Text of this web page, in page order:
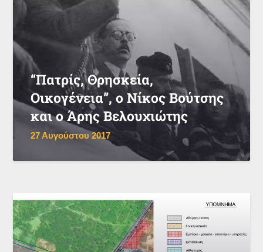
“Πατρίς, Θρησκεία,
Οικογένεια”, ο Νίκος Βούτσης
και ο Άρης Βελουχιώτης
27 Αυγούστου 2017